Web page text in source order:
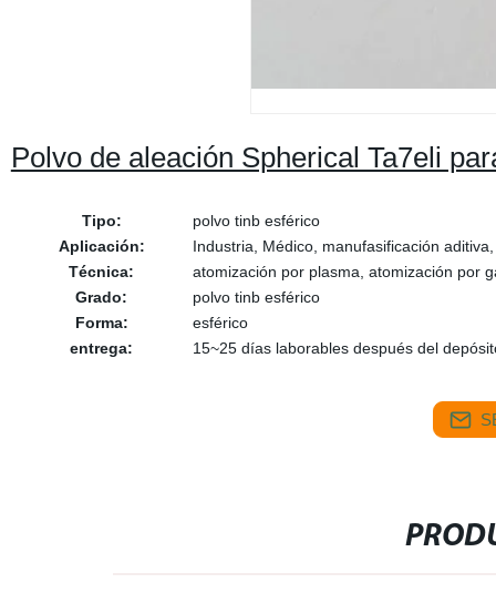
Polvo de aleación Spherical Ta7eli
Tipo:
polvo tinb esférico
Aplicación:
Industria, Médico, manufasificación
Técnica:
atomización por plasma, atomización por
Grado:
polvo tinb esférico
Forma:
esférico
entrega:
15~25 días laborables después del